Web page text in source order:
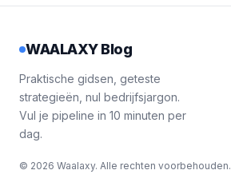
WAALAXY Blog
Praktische gidsen, geteste
strategieën, nul bedrijfsjargon.
Vul je pipeline in 10 minuten per
dag.
© 2026 Waalaxy. Alle rechten voorbehouden.